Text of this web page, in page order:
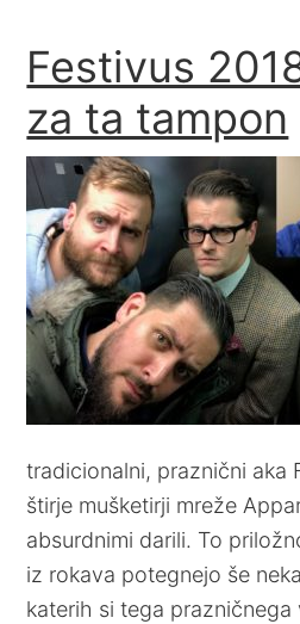
Festivus
za ta tampon
tradicionalni, praznični aka
štirje mušketirji mreže
absurdnimi darili. To
iz rokava potegnejo še
katerih si tega